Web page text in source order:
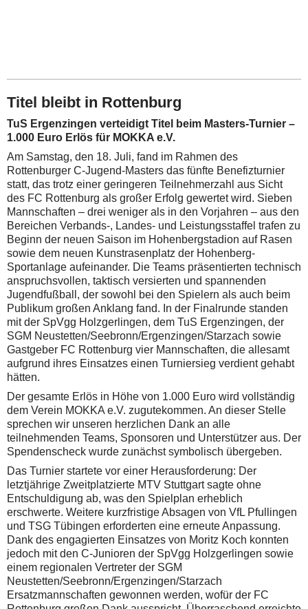
Titel bleibt in Rottenburg
TuS Ergenzingen verteidigt Titel beim Masters-Turnier –
1.000 Euro Erlös für MOKKA e.V.
Am Samstag, den 18. Juli, fand im Rahmen des
Rottenburger C-Jugend-Masters das fünfte Benefizturnier
statt, das trotz einer geringeren Teilnehmerzahl aus Sicht
des FC Rottenburg als großer Erfolg gewertet wird. Sieben
Mannschaften – drei weniger als in den Vorjahren – aus den
Bereichen Verbands-, Landes- und Leistungsstaffel trafen zu
Beginn der neuen Saison im Hohenbergstadion auf Rasen
sowie dem neuen Kunstrasenplatz der Hohenberg-
Sportanlage aufeinander. Die Teams präsentierten technisch
anspruchsvollen, taktisch versierten und spannenden
Jugendfußball, der sowohl bei den Spielern als auch beim
Publikum großen Anklang fand. In der Finalrunde standen
mit der SpVgg Holzgerlingen, dem TuS Ergenzingen, der
SGM Neustetten/Seebronn/Ergenzingen/Starzach sowie
Gastgeber FC Rottenburg vier Mannschaften, die allesamt
aufgrund ihres Einsatzes einen Turniersieg verdient gehabt
hätten.
Der gesamte Erlös in Höhe von 1.000 Euro wird vollständig
dem Verein MOKKA e.V. zugutekommen. An dieser Stelle
sprechen wir unseren herzlichen Dank an alle
teilnehmenden Teams, Sponsoren und Unterstützer aus. Der
Spendenscheck wurde zunächst symbolisch übergeben.
Das Turnier startete vor einer Herausforderung: Der
letztjährige Zweitplatzierte MTV Stuttgart sagte ohne
Entschuldigung ab, was den Spielplan erheblich
erschwerte. Weitere kurzfristige Absagen von VfL Pfullingen
und TSG Tübingen erforderten eine erneute Anpassung.
Dank des engagierten Einsatzes von Moritz Koch konnten
jedoch mit den C-Junioren der SpVgg Holzgerlingen sowie
einem regionalen Vertreter der SGM
Neustetten/Seebronn/Ergenzingen/Starzach
Ersatzmannschaften gewonnen werden, wofür der FC